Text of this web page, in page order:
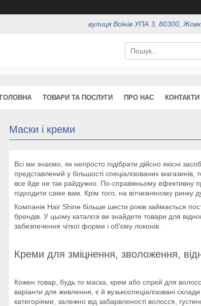
вулиця Воїнів УПА 3, 80300,
ГОЛОВНА ТОВАРИ ТА ПОСЛУГИ ПРО НАС КОНТАКТИ
Маски і креми
Всі ми знаємо, як непросто підібрати дійсно якісні
представлений у більшості спеціалізованих
все йде не так райдужно. По-справжньому ефективну
підходити саме вам. Крім того, на вітчизняному ринку
Компанія Наіг Shine більше шести років займається
брендів. У цьому каталозі ви знайдете товари для
забезпечення чіткої форми і об'єму локонів.
Креми для зміцнення, зволоження,
Кожен товар, будь то маска, крем або спрей для
варіанти для живлення, є й вузькоспеціалізовані
категоріями, залежно від забарвленості волосся,